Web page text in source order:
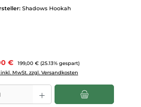
Shadows Hookah
€ Regulärer Preis:
199,00 € (25.13% gespart)
inkl. MwSt. zzgl. Versandkosten
den gewünschten Wert ein oder benutze die